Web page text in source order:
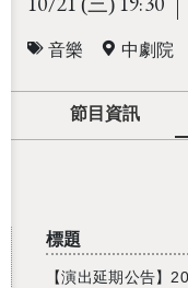
音樂 中劇院
節目資訊
標題
【演出延期公告】